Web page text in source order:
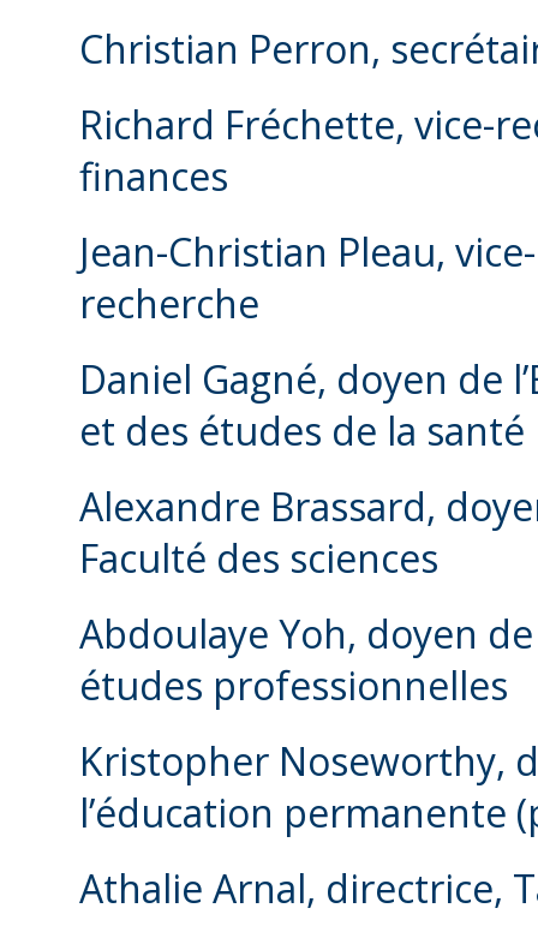
Christian Perron,
Richard Fréchette, vice-
finances
Jean-Christian Pleau,
recherche
Daniel Gagné, doyen de
et des études de la santé
Alexandre Brassard,
Faculté des sciences
Abdoulaye Yoh, doyen
études professionnelles
Kristopher Noseworthy,
l’éducation permanente
Athalie Arnal, directrice,